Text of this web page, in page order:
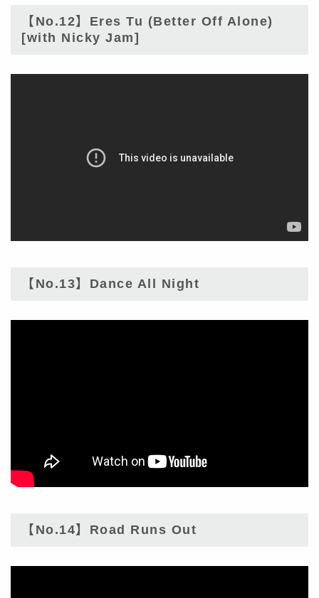
【No.12】Eres Tu (Better Off Alone)
[with Nicky Jam]
【No.13】Dance All Night
【No.14】Road Runs Out